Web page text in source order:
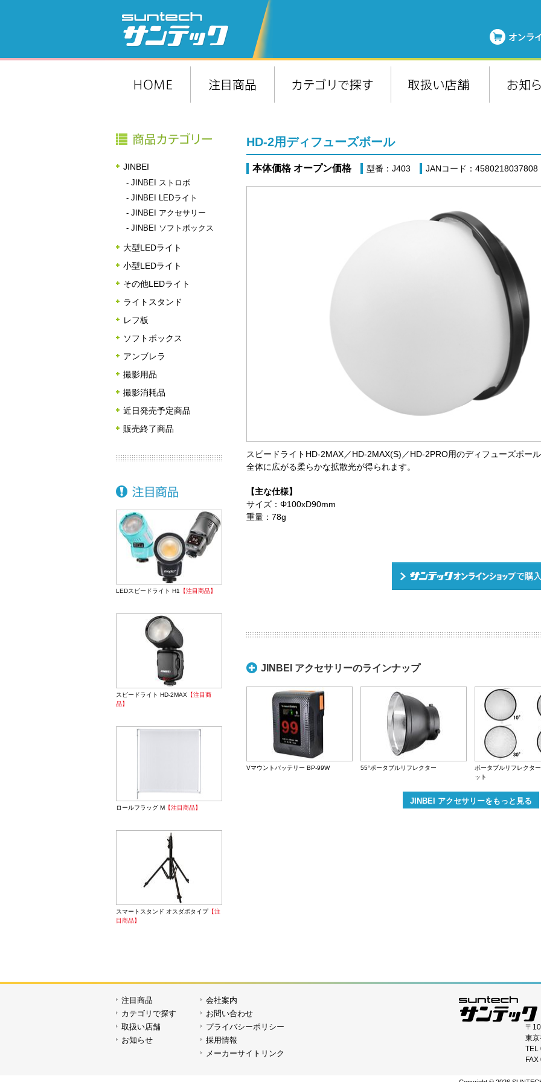
HD-2用ディフューズボール
本体価格 オープン価格 型番：J403 JANコード：4580218037808
スピードライトHD-2MAX／HD-2MAX(S)／HD-2PRO用のディフューズボー
全体に広がる柔らかな拡散光が得られます。
【主な仕様】
サイズ：Φ100xD90mm
重量：78g
JINBEI アクセサリーのラインナップ
Vマウントバッテリー BP-99W 55°ポータブルリフレクター
ポータブルリフレクタ
ット
ワイヤレストリガー TR-Q7II（S）
ワイヤレストリガー TR-Q7 ワイヤレストリガー
JINBEI アクセサリーをもっと見る
JINBEI
- JINBEI ストロボ
- JINBEI LEDライト
- JINBEI アクセサリー
- JINBEI ソフトボックス
大型LEDライト
小型LEDライト
その他LEDライト
ライトスタンド
レフ板
ソフトボックス
アンブレラ
撮影用品
撮影消耗品
近日発売予定商品
販売終了商品
LEDスピードライト H1 【注目商品】
スピードライト HD-2MAX 【注目商
品】
ロールフラッグ M 【注目商品】
スマートスタンド オスダボタイプ【注
目商品】
注目商品
カテゴリで探す
取扱い店舗
お知らせ
会社案内
お問い合わせ
プライバシーポリシー
採用情報
メーカーサイトリンク
〒
東
TEL